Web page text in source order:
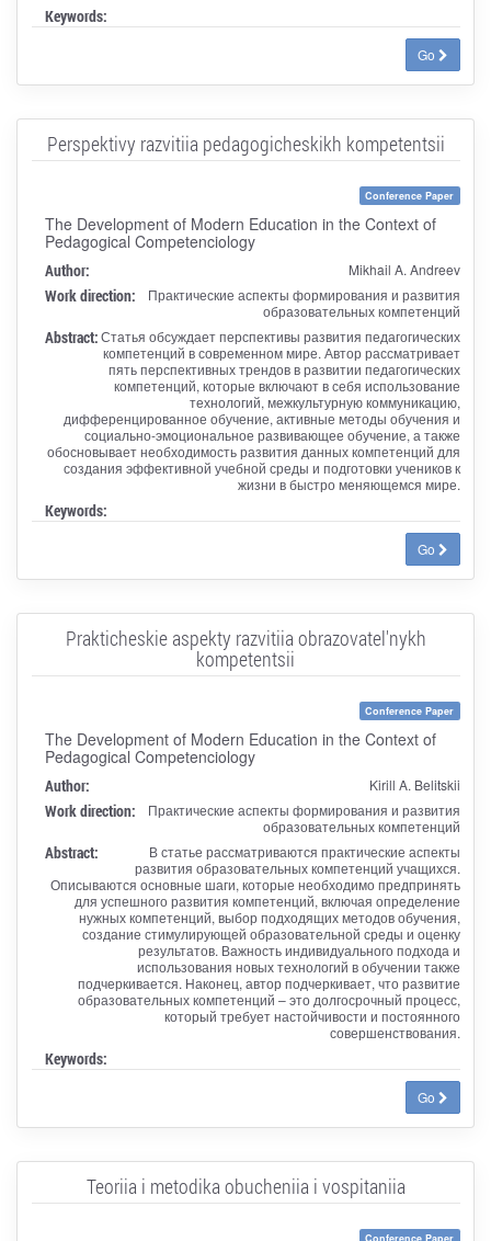
Keywords:
Go
Perspektivy razvitiia pedagogicheskikh kompetentsii
Conference Paper
The Development of Modern Education in the Context of
Pedagogical Competenciology
Author: Mikhail A. Andreev
Work direction:
Практические аспекты формирования и развития
образовательных компетенций
Abstract:Статья обсуждает перспективы развития педагогических
компетенций в современном мире. Автор рассматривает
пять перспективных трендов в развитии педагогических
компетенций, которые включают в себя использование
технологий, межкультурную коммуникацию,
дифференцированное обучение, активные методы обучения и
социально-эмоциональное развивающее обучение, а также
обосновывает необходимость развития данных компетенций для
создания эффективной учебной среды и подготовки учеников к
жизни в быстро меняющемся мире.
Keywords:
Go
Prakticheskie aspekty razvitiia obrazovatel'nykh
kompetentsii
Conference Paper
The Development of Modern Education in the Context of
Pedagogical Competenciology
Author: Kirill A. Belitskii
Work direction:
Практические аспекты формирования и развития
образовательных компетенций
Abstract:
В статье рассматриваются практические аспекты
развития образовательных компетенций учащихся.
Описываются основные шаги, которые необходимо предпринять
для успешного развития компетенций, включая определение
нужных компетенций, выбор подходящих методов обучения,
создание стимулирующей образовательной среды и оценку
результатов. Важность индивидуального подхода и
использования новых технологий в обучении также
подчеркивается. Наконец, автор подчеркивает, что развитие
образовательных компетенций – это долгосрочный процесс,
который требует настойчивости и постоянного
совершенствования.
Keywords:
Go
Teoriia i metodika obucheniia i vospitaniia
Conference Paper